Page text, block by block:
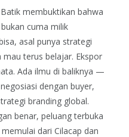
membuktikan bahwa
cuma milik
asal punya strategi
terus belajar. Ekspor
Ada ilmu di baliknya —
dengan buyer,
branding global.
benar, peluang terbuka
dari Cilacap dan